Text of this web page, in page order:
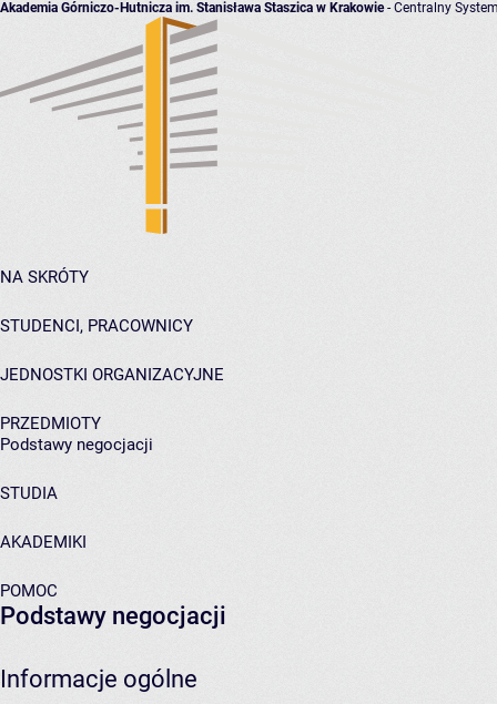
Akademia Górniczo-Hutnicza im. Stanisława Staszica w Krakowie- Centralny
NA SKRÓTY
STUDENCI, PRACOWNICY
JEDNOSTKI ORGANIZACYJNE
PRZEDMIOTY
Podstawy negocjacji
STUDIA
AKADEMIKI
POMOC
Podstawy negocjacji
Informacje ogólne